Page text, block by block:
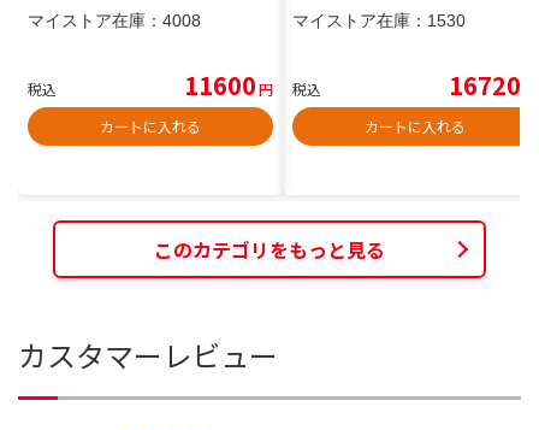
マイストア在庫： 4008
税込 11600円
カートに入れる
マイストア在庫： 1530
税込 16720
カートに入れる
このカテゴリをもっと見る
カスタマーレビュー